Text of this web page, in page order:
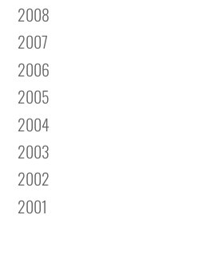
2008
2007
2006
2005
2004
2003
2002
2001